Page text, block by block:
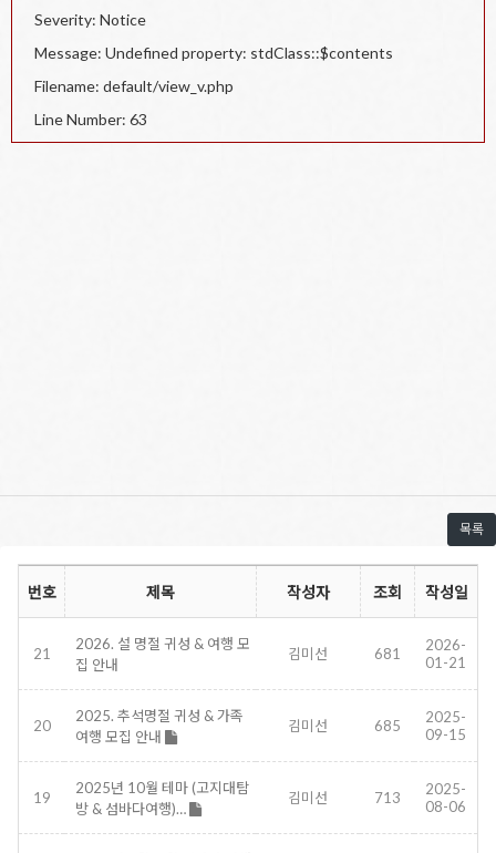
Severity: Notice
Message: Undefined property: stdClass::$contents
Filename: default/view_v.php
Line Number: 63
목록
번호 제목 작성자 조회 작성일
21
2026. 설 명절 귀성 & 여행 모
집 안내
김미선 681
2026-
01-21
20
2025. 추석명절 귀성 & 가족
여행 모집 안내
김미선 685
2025-
09-15
19
2025년 10월 테마 (고지대탐
방 & 섬바다여행)…
김미선 713
2025-
08-06